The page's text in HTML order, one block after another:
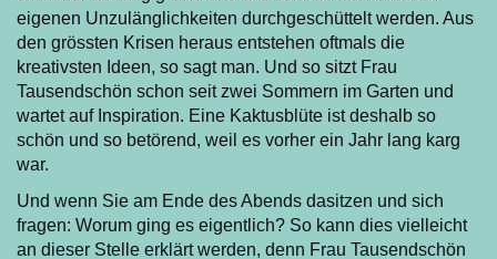
eigenen Unzulänglichkeiten durchgeschüttelt werden. Aus
den grössten Krisen heraus entstehen oftmals die
kreativsten Ideen, so sagt man. Und so sitzt Frau
Tausendschön schon seit zwei Sommern im Garten und
wartet auf Inspiration. Eine Kaktusblüte ist deshalb so
schön und so betörend, weil es vorher ein Jahr lang karg
war.
Und wenn Sie am Ende des Abends dasitzen und sich
fragen: Worum ging es eigentlich? So kann dies vielleicht
an dieser Stelle erklärt werden, denn Frau Tausendschön